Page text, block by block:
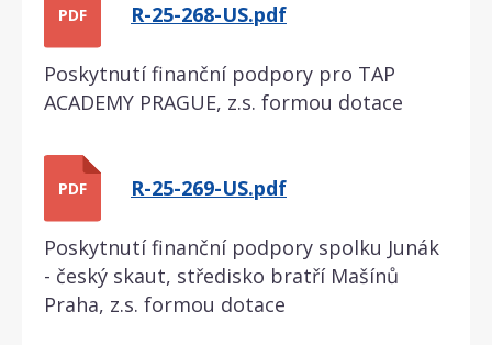
PDF R-25-268-US.pdf
Poskytnutí finanční podpory pro TAP
ACADEMY PRAGUE, z.s. formou dotace
PDF R-25-269-US.pdf
Poskytnutí finanční podpory spolku Junák
- český skaut, středisko bratří Mašínů
Praha, z.s. formou dotace